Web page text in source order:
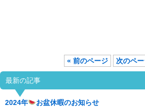
« 前のページ 次のペ
最新の記事
2024年 お盆休暇のお知らせ